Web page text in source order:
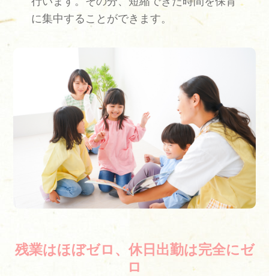
に集中することができます。
残業はほぼゼロ、休日出勤は完全にゼ
ロ